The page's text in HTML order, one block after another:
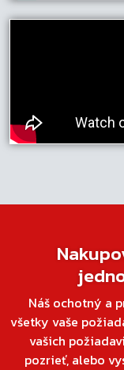
Náš ochotný a
všetky vaše
vašich
pozrieť, alebo